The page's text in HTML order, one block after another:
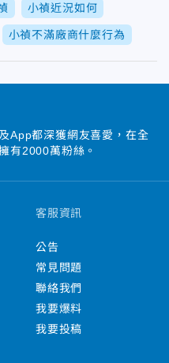
小禎近況如何
小禎不滿廠商什麼行為
App都深獲網友喜愛，在全
有2000萬粉絲。
客服資訊
公告
常見問題
聯絡我們
我要爆料
我要投稿